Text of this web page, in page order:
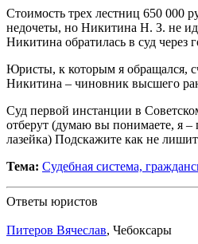
Стоимость трех лестниц 650 000
недочеты, но Никитина Н. З. не
Никитина обратилась в суд через
Юристы, к которым я обращался,
Никитина – чиновник высшего
Суд первой инстанции в
отберут (думаю вы понимаете, я –
лазейка) Подскажите как не
Тема: Судебная система,
Ответы юристов
Питеров Вячеслав, Чебоксары